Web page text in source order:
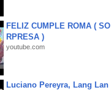
FELIZ CUMPLE ROMA ( SO
RPRESA )
youtube.com
Luciano Pereyra, Lang Lan